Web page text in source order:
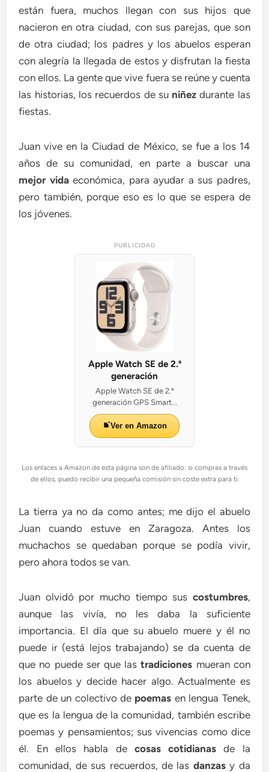
están fuera, muchos llegan con sus hijos que
nacieron en otra ciudad, con sus parejas, que son
de otra ciudad; los padres y los abuelos esperan
con alegría la llegada de estos y disfrutan la fiesta
con ellos. La gente que vive fuera se reúne y cuenta
las historias, los recuerdos de su niñez durante las
fiestas.
Juan vive en la Ciudad de México, se fue a los 14
años de su comunidad, en parte a buscar una
mejor vidaeconómica, para ayudar a sus padres,
pero también, porque eso es lo que se espera de
los jóvenes.
PUBLICIDAD
Apple Watch SE de 2.ª
generación
Apple Watch SE de 2.ª
generación GPS Smart...
Ver en Amazon
Los enlaces a Amazon de esta página son de afiliado: si compras a través
de ellos, puedo recibir una pequeña comisión sin coste extra para ti.
La tierra ya no da como antes; me dijo el abuelo
Juan cuando estuve en Zaragoza. Antes los
muchachos se quedaban porque se podía vivir,
pero ahora todos se van.
Juan olvidó por mucho tiempo sus costumbres,
aunque las vivía, no les daba la suficiente
importancia. El día que su abuelo muere y él no
puede ir (está lejos trabajando) se da cuenta de
que no puede ser que lastradiciones mueran con
los abuelos y decide hacer algo. Actualmente es
parte de un colectivo de poemas en lengua Tenek,
que es la lengua de la comunidad, también escribe
poemas y pensamientos; sus vivencias como dice
él. En ellos habla de cosas cotidianas de la
comunidad, de sus recuerdos, de las danzasy da